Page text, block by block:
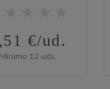
€/ud.
12 uds.